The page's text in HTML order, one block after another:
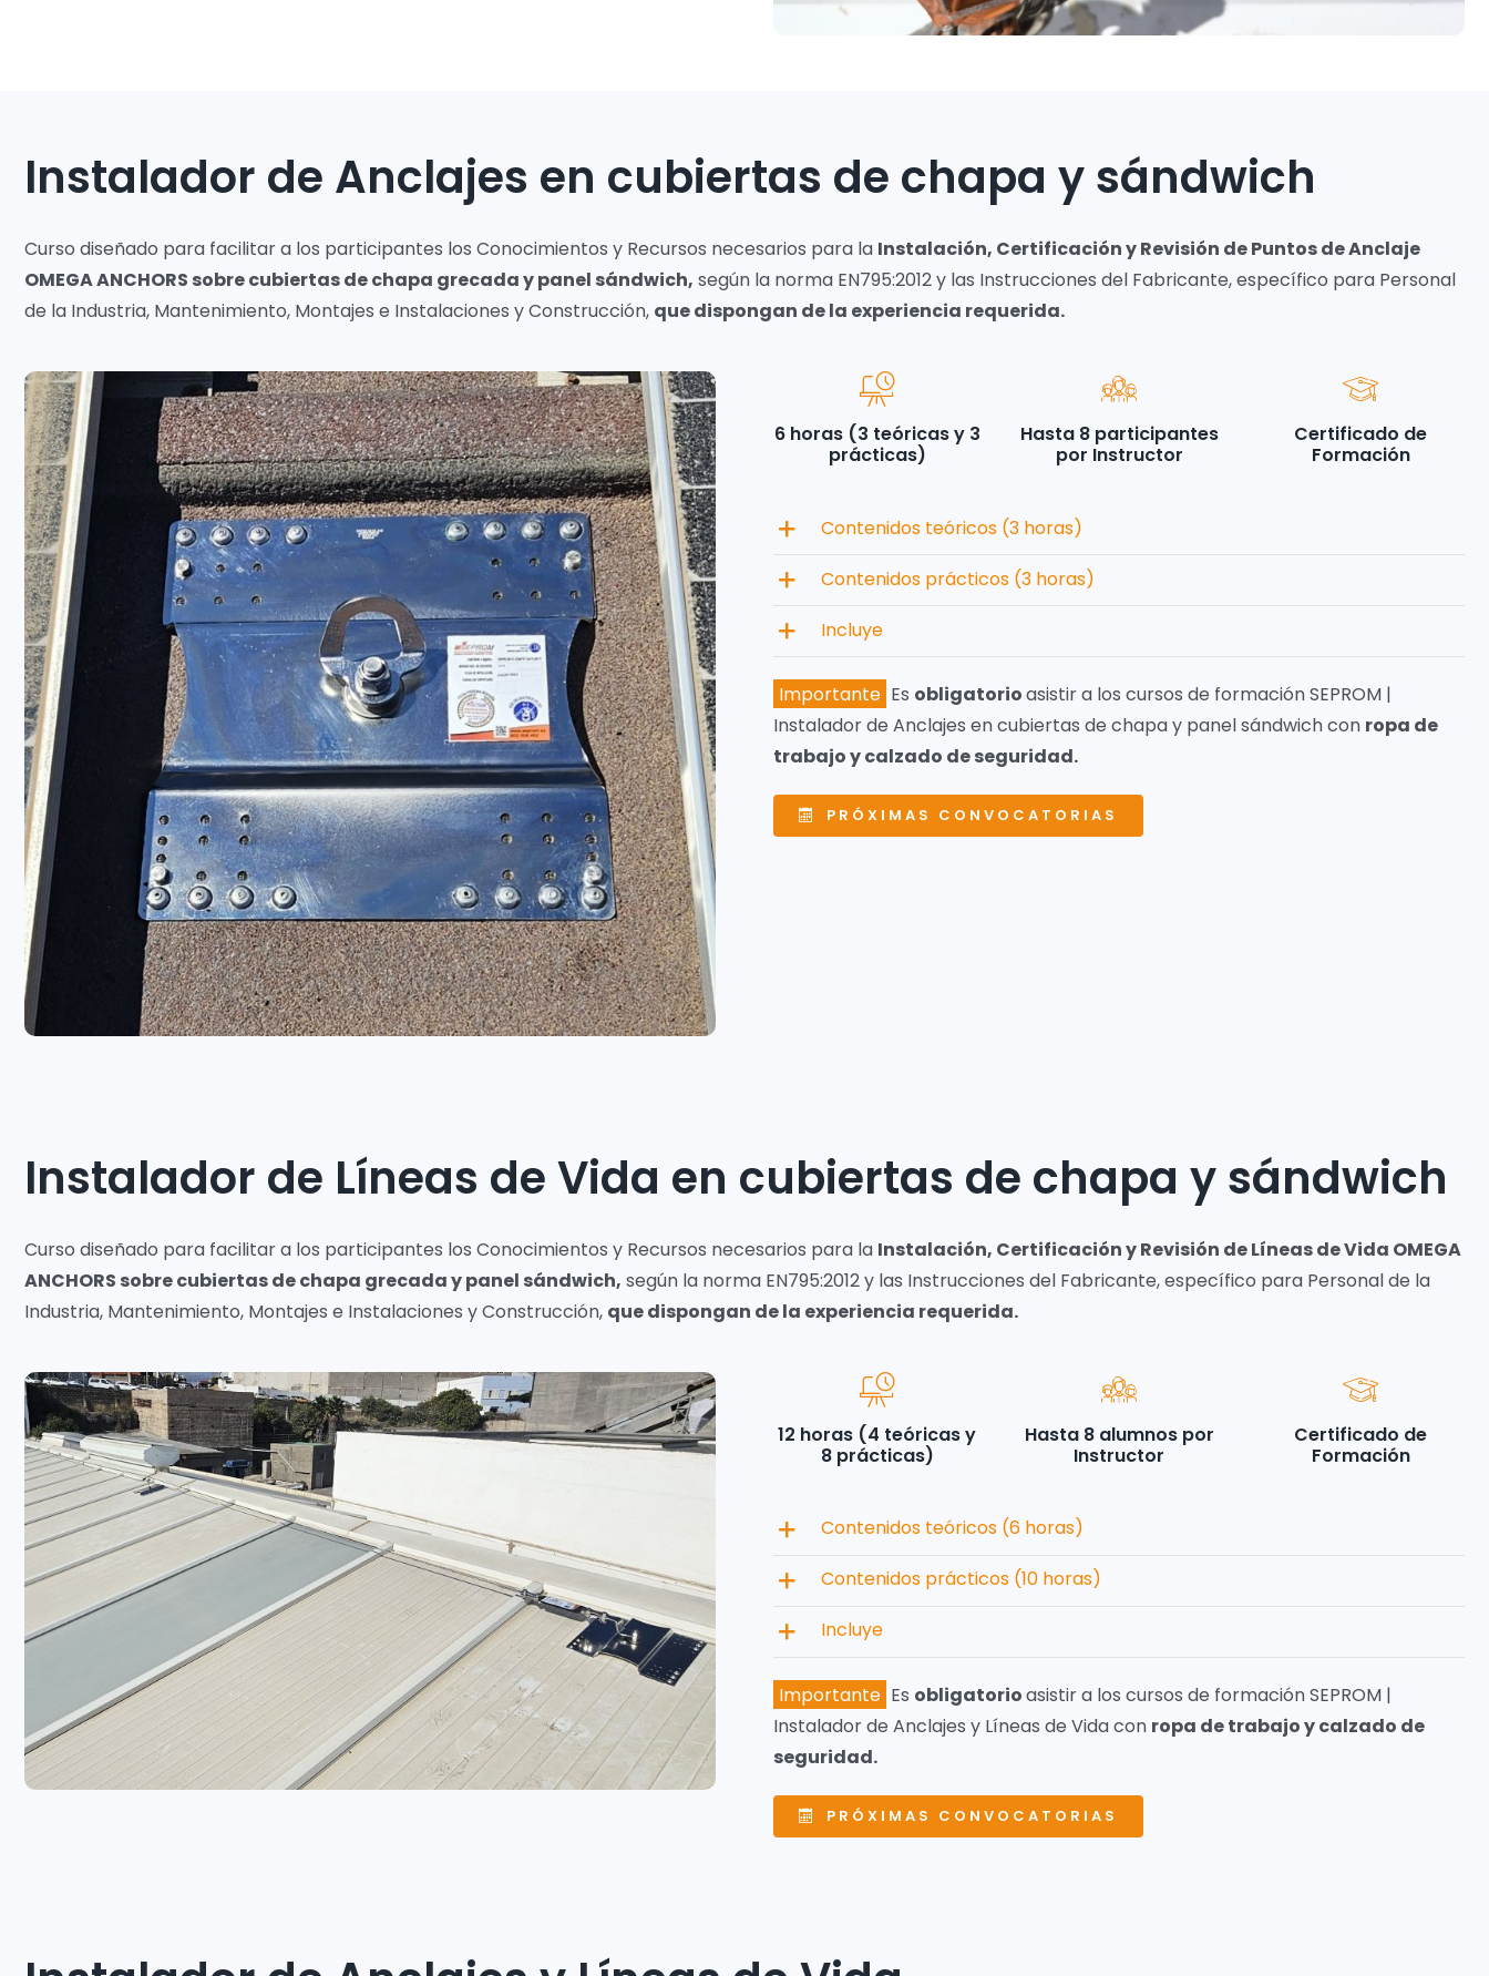
Instalador de Anclajes en cubiertas de chapa y sándwich
Curso diseñado para facilitar a los participantes los Conocimientos y Recursos necesarios para la Instalación, Certificación y Revisión de Puntos de Anclaje
OMEGA ANCHORS sobre cubiertas de chapa grecada y panel sándwich, según la norma EN795:2012 y las Instrucciones del Fabricante, específico para Personal
de la Industria, Mantenimiento, Montajes e Instalaciones y Construcción, que dispongan de la experiencia requerida.
6 horas (3 teóricas y 3
prácticas)
Hasta 8 participantes
por Instructor
Certificado de
Formación
Contenidos teóricos (3 horas)
Contenidos prácticos (3 horas)
Incluye
Importante Es obligatorioasistir a los cursos de formación SEPROM |
Instalador de Anclajes en cubiertas de chapa y panel sándwich con ropa de
trabajo y calzado de seguridad.
PRÓXIMAS CONVOCATORIAS
Instalador de Líneas de Vida en cubiertas de chapa y sándwich
Curso diseñado para facilitar a los participantes los Conocimientos y Recursos necesarios para la Instalación, Certificación y Revisión de Líneas de Vida OMEGA
ANCHORS sobre cubiertas de chapa grecada y panel sándwich, según la norma EN795:2012 y las Instrucciones del Fabricante, específico para Personal de la
Industria, Mantenimiento, Montajes e Instalaciones y Construcción, que dispongan de la experiencia requerida.
12 horas (4 teóricas y
8 prácticas)
Hasta 8 alumnos por
Instructor
Certificado de
Formación
Contenidos teóricos (6 horas)
Contenidos prácticos (10 horas)
Incluye
Importante Es obligatorioasistir a los cursos de formación SEPROM |
Instalador de Anclajes y Líneas de Vida con ropa de trabajo y calzado de
seguridad.
PRÓXIMAS CONVOCATORIAS